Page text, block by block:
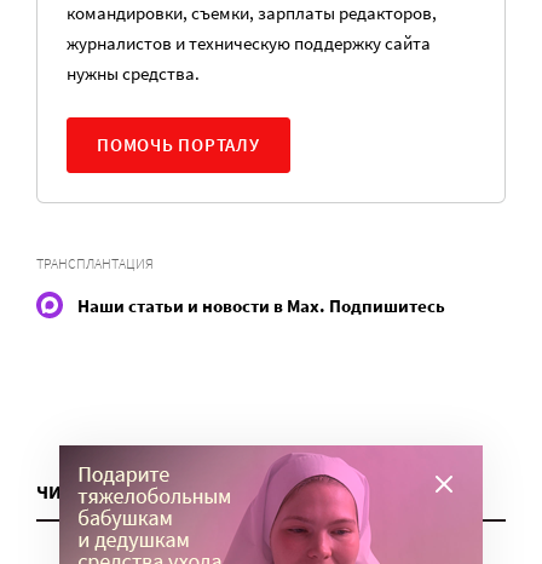
командировки, съемки, зарплаты редакторов,
журналистов и техническую поддержку сайта
нужны средства.
ПОМОЧЬ ПОРТАЛУ
ТРАНСПЛАНТАЦИЯ
Наши статьи и новости в Max. Подпишитесь
ЧИТАТЬ ЕЩЕ